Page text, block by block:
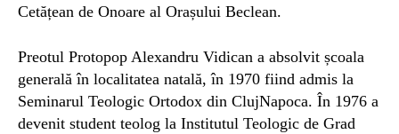
Cetățean de Onoare al Orașului Beclean.
Preotul Protopop Alexandru Vidican a absolvit școala
generală în localitatea natală, în 1970 fiind admis la
Seminarul Teologic Ortodox din ClujNapoca. În 1976 a
devenit student teolog la Institutul Teologic de Grad